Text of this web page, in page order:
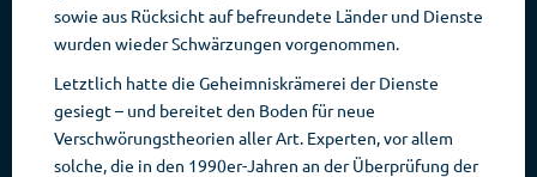
sowie aus Rücksicht auf befreundete Länder und Dienste
wurden wieder Schwärzungen vorgenommen.
Letztlich hatte die Geheimniskrämerei der Dienste
gesiegt – und bereitet den Boden für neue
Verschwörungstheorien aller Art. Experten, vor allem
solche, die in den 1990er-Jahren an der Überprüfung der